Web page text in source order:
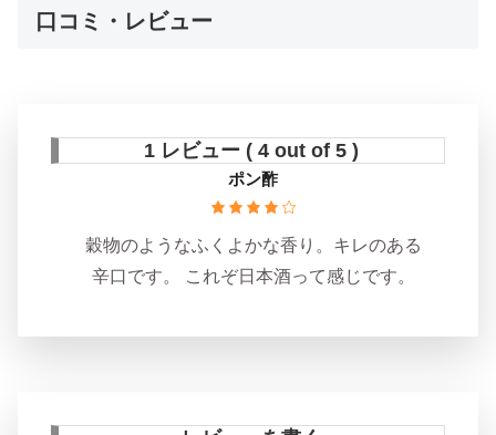
口コミ・レビュー
1 レビュー ( 4 out of 5 )
ポン酢
穀物のようなふくよかな香り。キレのある
辛口です。 これぞ日本酒って感じです。